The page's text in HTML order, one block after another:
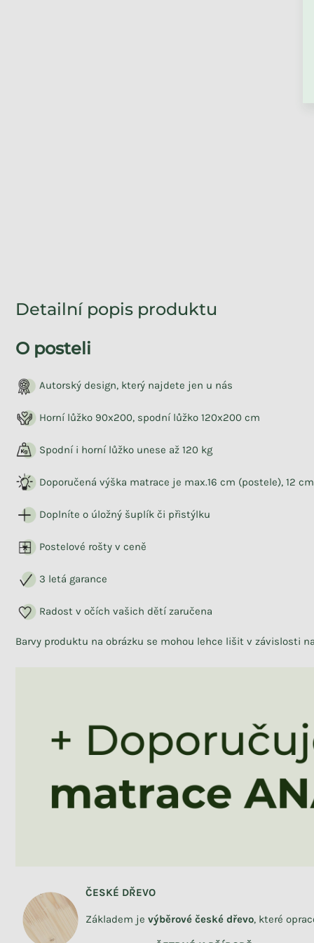
Detailní popis produktu
O posteli
Autorský design, který najdete jen u nás
Horní lůžko 90x200, spodní lůžko 120x200 cm
Spodní i horní lůžko unese až 120 kg
Doporučená výška matrace je max.16 cm (postele), 12
Doplníte o úložný šuplík či přistýlku
Postelové rošty v ceně
3 letá garance
Radost v očích vašich dětí zaručena
Barvy produktu na obrázku se mohou lehce lišit v závislosti
ČESKÉ DŘEVO
Základem je výběrové české dřevo, které